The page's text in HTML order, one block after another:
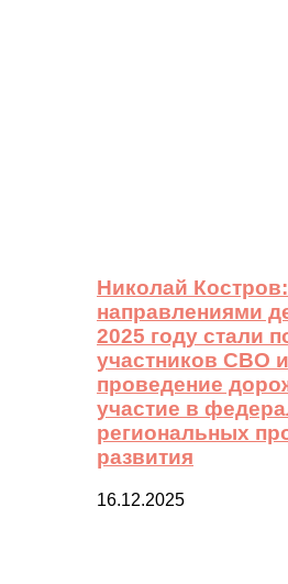
Николай
направлениями
2025 году стали
участников СВО
проведение
участие в
региональных
развития
16.12.2025